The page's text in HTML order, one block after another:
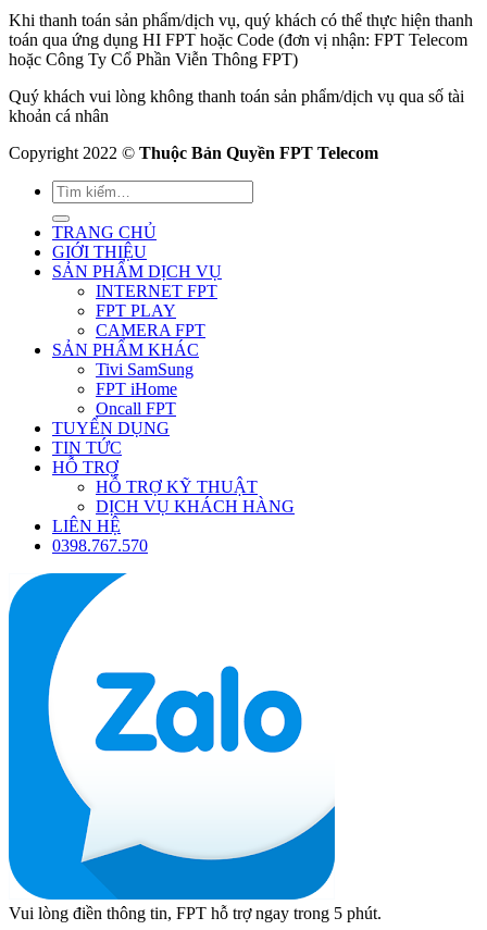
Khi thanh toán sản phẩm/dịch vụ, quý khách có thể thực hiện thanh
toán qua ứng dụng HI FPT hoặc Code (đơn vị nhận: FPT Telecom
hoặc Công Ty Cổ Phần Viễn Thông FPT)
Quý khách vui lòng không thanh toán sản phẩm/dịch vụ qua số tài
khoản cá nhân
Copyright 2022 © Thuộc Bản Quyền FPT Telecom
TRANG CHỦ
GIỚI THIỆU
SẢN PHẨM DỊCH VỤ
INTERNET FPT
FPT PLAY
CAMERA FPT
SẢN PHẨM KHÁC
Tivi SamSung
FPT iHome
Oncall FPT
TUYỂN DỤNG
TIN TỨC
HỖ TRỢ
HỖ TRỢ KỸ THUẬT
DỊCH VỤ KHÁCH HÀNG
LIÊN HỆ
0398.767.570
Vui lòng điền thông tin, FPT hỗ trợ ngay trong 5 phút.